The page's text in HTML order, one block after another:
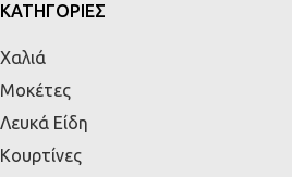
ΚΑΤΗΓΟΡΙΕΣ
Χαλιά
Μοκέτες
Λευκά Είδη
Κουρτίνες